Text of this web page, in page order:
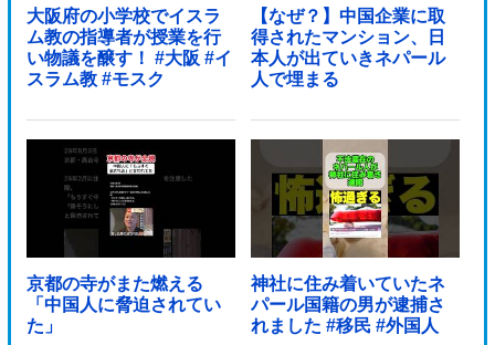
大阪府の小学校でイスラ
ム教の指導者が授業を行
い物議を醸す！ #大阪 #イ
スラム教 #モスク
【なぜ？】中国企業に取
得されたマンション、日
本人が出ていきネパール
人で埋まる
京都の寺がまた燃える
「中国人に脅迫されてい
た」
神社に住み着いていたネ
パール国籍の男が逮捕さ
れました #移民 #外国人